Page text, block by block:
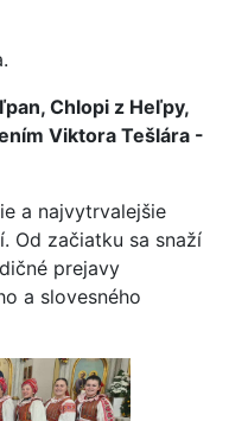
Chlopi z Heľpy,
Viktora Tešlára -
a najvytrvalejšie
Od začiatku sa snaží
prejavy
a slovesného